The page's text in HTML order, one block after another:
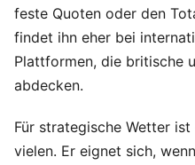
feste Quoten oder den
findet ihn eher bei
Plattformen, die britische
abdecken.
Für strategische Wetter
vielen. Er eignet sich,